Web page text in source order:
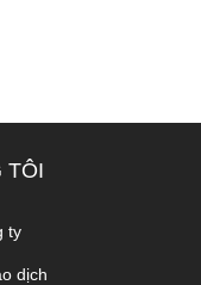
TÔI
ty
dịch